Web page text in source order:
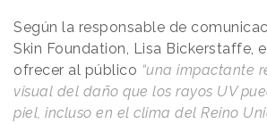
Según la responsable de
Skin Foundation, Lisa Bickerstaffe,
ofrecer al público “una impactante
visual del daño que los rayos UV
piel, incluso en el clima del Reino